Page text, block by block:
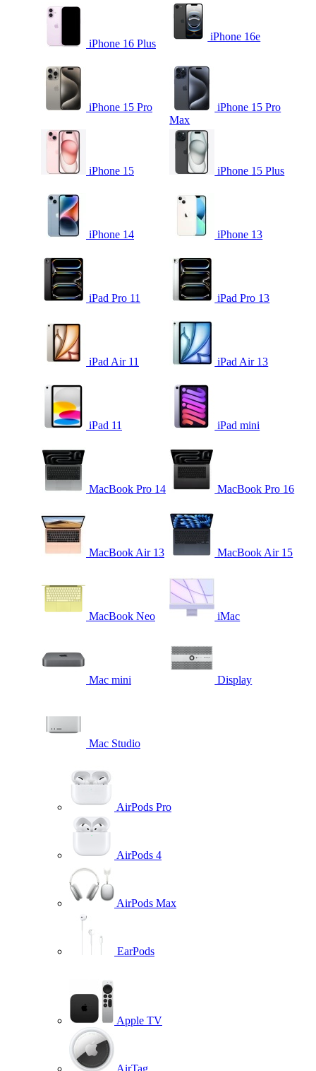
iPhone 16 Plus
iPhone 16e
iPhone 15 Pro
iPhone 15 Pro
Max
iPhone 15 iPhone 15 Plus
iPhone 14 iPhone 13
iPad Pro 11 iPad Pro 13
iPad Air 11 iPad Air 13
iPad 11 iPad mini
MacBook Pro 14 MacBook Pro 16
MacBook Air 13 MacBook Air 15
MacBook Neo iMac
Mac mini Display
Mac Studio
AirPods Pro
AirPods 4
AirPods Max
EarPods
Apple TV